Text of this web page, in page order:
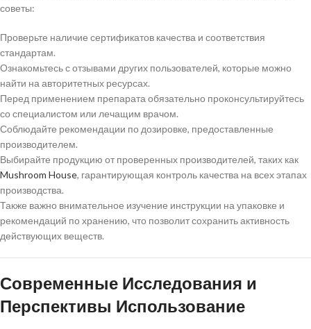
советы:
Проверьте наличие сертификатов качества и соответствия
стандартам.
Ознакомьтесь с отзывами других пользователей, которые можно
найти на авторитетных ресурсах.
Перед применением препарата обязательно проконсультируйтесь
со специалистом или лечащим врачом.
Соблюдайте рекомендации по дозировке, предоставленные
производителем.
Выбирайте продукцию от проверенных производителей, таких как
Mushroom House, гарантирующая контроль качества на всех этапах
производства.
Также важно внимательное изучение инструкции на упаковке и
рекомендаций по хранению, что позволит сохранить активность
действующих веществ.
Современные Исследования и
Перспективы Использование